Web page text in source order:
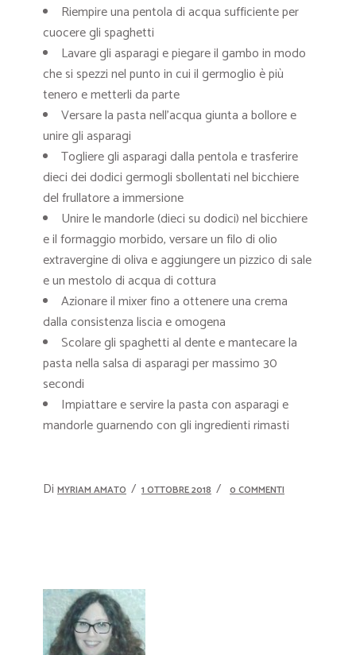
Riempire una pentola di acqua sufficiente per
cuocere gli spaghetti
Lavare gli asparagi e piegare il gambo in modo
che si spezzi nel punto in cui il germoglio è più
tenero e metterli da parte
Versare la pasta nell’acqua giunta a bollore e
unire gli asparagi
Togliere gli asparagi dalla pentola e trasferire
dieci dei dodici germogli sbollentati nel bicchiere
del frullatore a immersione
Unire le mandorle (dieci su dodici) nel bicchiere
e il formaggio morbido, versare un filo di olio
extravergine di oliva e aggiungere un pizzico di sale
e un mestolo di acqua di cottura
Azionare il mixer fino a ottenere una crema
dalla consistenza liscia e omogena
Scolare gli spaghetti al dente e mantecare la
pasta nella salsa di asparagi per massimo 30
secondi
Impiattare e servire la pasta con asparagi e
mandorle guarnendo con gli ingredienti rimasti
Di MYRIAM AMATO 1 OTTOBRE 2018 0 COMMENTI